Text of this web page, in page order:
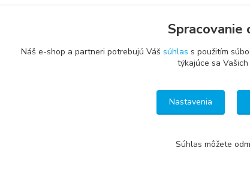
poradenstvo
Spracovanie
Náš e-shop a partneri potrebujú Váš súhlas s použitím
týkajúce sa Vašich
Nastavenia
Súhlas môžete